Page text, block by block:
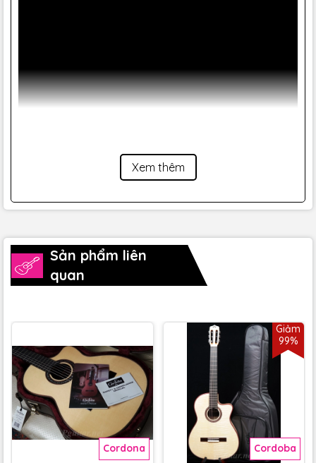
Xem thêm
Sản phẩm liên
quan
Cordona
Giảm
99%
Cordoba